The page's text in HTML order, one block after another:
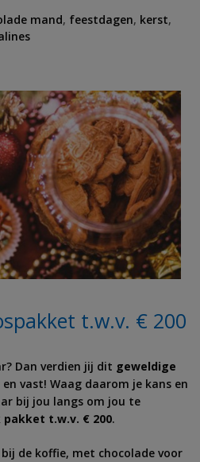
mand, feestdagen, kerst,
t.w.v. € 200
Dan verdien jij dit geweldige
en vast! Waag daarom je kans en
bij jou langs om jou te
t.w.v. € 200.
bij de koffie, met chocolade voor